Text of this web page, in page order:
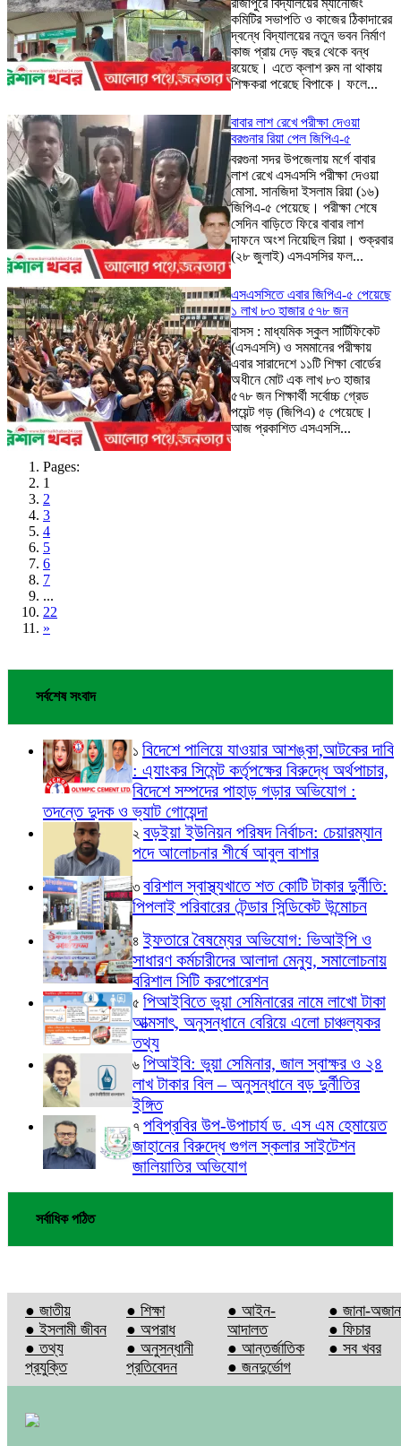
রাজাপুরে বিদ্যালয়ের ম্যানেজিং
কমিটির সভাপতি ও কাজের ঠিকাদারের
দ্বন্ধে বিদ্যালয়ের নতুন ভবন নির্মাণ
কাজ প্রায় দেড় বছর থেকে বন্ধ
রয়েছে। এতে ক্লাশ রুম না থাকায়
শিক্ষকরা পরেছে বিপাকে। ফলে...
বাবার লাশ রেখে পরীক্ষা দেওয়া
বরগুনার রিয়া পেল জিপিএ-৫
বরগুনা সদর উপজেলায় মর্গে বাবার
লাশ রেখে এসএসসি পরীক্ষা দেওয়া
মোসা. সানজিদা ইসলাম রিয়া (১৬)
জিপিএ-৫ পেয়েছে। পরীক্ষা শেষে
সেদিন বাড়িতে ফিরে বাবার লাশ
দাফনে অংশ নিয়েছিল রিয়া। শুক্রবার
(২৮ জুলাই) এসএসসির ফল...
এসএসসিতে এবার জিপিএ-৫ পেয়েছে
১ লাখ ৮৩ হাজার ৫৭৮ জন
বাসস : মাধ্যমিক স্কুল সার্টিফিকেট
(এসএসসি) ও সমমানের পরীক্ষায়
এবার সারাদেশে ১১টি শিক্ষা বোর্ডের
অধীনে মোট এক লাখ ৮৩ হাজার
৫৭৮ জন শিক্ষার্থী সর্বোচ্চ গ্রেড
পয়েন্ট গড় (জিপিএ) ৫ পেয়েছে।
আজ প্রকাশিত এসএসসি...
Pages:
1
2
3
4
5
6
7
...
22
»
সর্বশেষ সংবাদ
১ বিদেশে পালিয়ে যাওয়ার আশঙ্কা,আটকের দাবি
: এ্যাংকর সিমেন্ট কর্তৃপক্ষের বিরুদ্ধে অর্থপাচার,
বিদেশে সম্পদের পাহাড় গড়ার অভিযোগ :
তদন্তে দুদক ও ভ্যাট গোয়েন্দা
২ বড়ইয়া ইউনিয়ন পরিষদ নির্বাচন: চেয়ারম্যান
পদে আলোচনার শীর্ষে আবুল বাশার
৩ বরিশাল স্বাস্থ্যখাতে শত কোটি টাকার দুর্নীতি:
পিপলাই পরিবারের টেন্ডার সিন্ডিকেট উন্মোচন
৪ ইফতারে বৈষম্যের অভিযোগ: ভিআইপি ও
সাধারণ কর্মচারীদের আলাদা মেন্যু, সমালোচনায়
বরিশাল সিটি করপোরেশন
৫ পিআইবিতে ভুয়া সেমিনারের নামে লাখো টাকা
আত্মসাৎ, অনুসন্ধানে বেরিয়ে এলো চাঞ্চল্যকর
তথ্য
৬ পিআইবি: ভুয়া সেমিনার, জাল স্বাক্ষর ও ২৪
লাখ টাকার বিল – অনুসন্ধানে বড় দুর্নীতির
ইঙ্গিত
৭ পবিপ্রবির উপ-উপাচার্য ড. এস এম হেমায়েত
জাহানের বিরুদ্ধে গুগল স্কলার সাইটেশন
জালিয়াতির অভিযোগ
সর্বাধিক পঠিত
● জাতীয়
● ইসলামী জীবন
● তথ্য
প্রযুক্তি
● শিক্ষা
● অপরাধ
● অনুসন্ধানী
প্রতিবেদন
● আইন-
আদালত
● আন্তর্জাতিক
● জনদুর্ভোগ
● জানা-
● ফিচার
● সব খবর